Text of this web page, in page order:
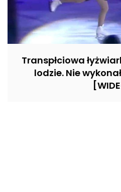
Transpłciowa
lodzie. Nie